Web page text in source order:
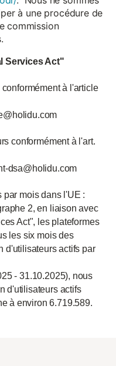
à une procédure de
commission
Services Act"
à l'article
conformément à l'art.
dsa@holidu.com
par mois dans l'UE :
2, en liaison avec
Act", les plateformes
les six mois des
d'utilisateurs actifs par
- 31.10.2025), nous
d'utilisateurs actifs
à environ 6.719.589.